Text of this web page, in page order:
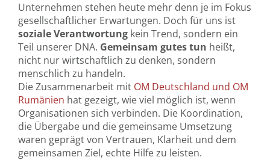
Unternehmen stehen heute mehr denn je im Fokus
gesellschaftlicher Erwartungen. Doch für uns ist
soziale Verantwortungkein Trend, sondern ein
Teil unserer DNA. Gemeinsam gutes tun heißt,
nicht nur wirtschaftlich zu denken, sondern
menschlich zu handeln.
Die Zusammenarbeit mit OM Deutschland und OM
Rumänien hat gezeigt, wie viel möglich ist, wenn
Organisationen sich verbinden. Die Koordination,
die Übergabe und die gemeinsame Umsetzung
waren geprägt von Vertrauen, Klarheit und dem
gemeinsamen Ziel, echte Hilfe zu leisten.